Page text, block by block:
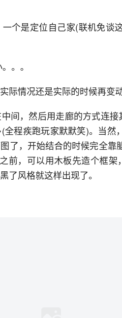
个是定位自己家(联机免谈
。。
际情况还是实际的时候再变动
间，然后用走廊的方式连
程疾跑玩家默默笑)。当然
了，开始结合的时候完全靠
前，可以用木板先造个框架
了风格就这样出现了。